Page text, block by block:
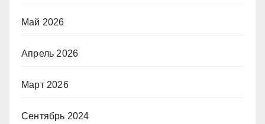
Май 2026
Апрель 2026
Март 2026
Сентябрь 2024